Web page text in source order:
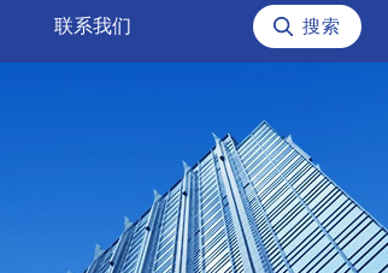
联系我们